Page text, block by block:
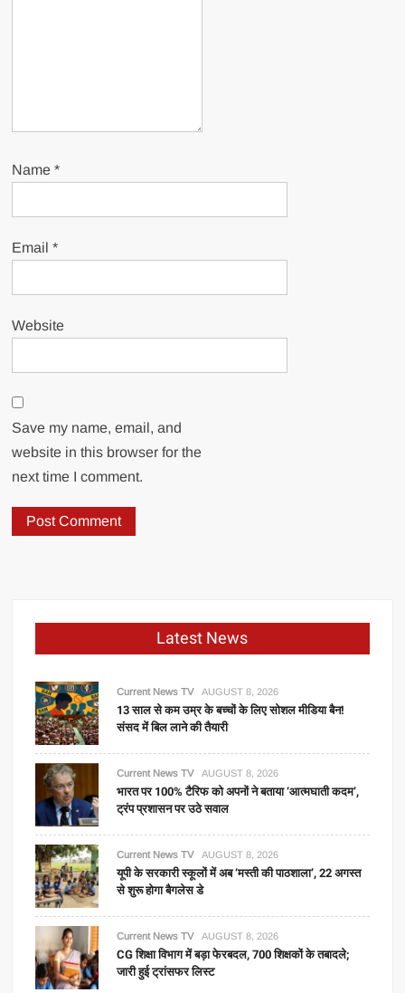
Name*
Email*
Website
Save my name, email, and
website in this browser for the
next time I comment.
Latest News
Current News TV AUGUST 8, 2026
13 साल से कम उम्र के बच्चों के लिए सोशल मीडिया बैन!
संसद में बिल लाने की तैयारी
Current News TV AUGUST 8, 2026
भारत पर 100% टैरिफ को अपनों ने बताया ‘आत्मघाती कदम’,
ट्रंप प्रशासन पर उठे सवाल
Current News TV AUGUST 8, 2026
यूपी के सरकारी स्कूलों में अब ‘मस्ती की पाठशाला’, 22 अगस्त
से शुरू होगा बैगलेस डे
Current News TV AUGUST 8, 2026
CG शिक्षा विभाग में बड़ा फेरबदल, 700 शिक्षकों के तबादले;
जारी हुई ट्रांसफर लिस्ट